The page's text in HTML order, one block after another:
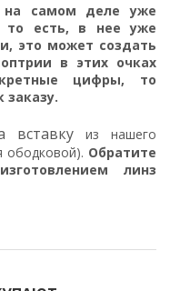
на самом деле уже
то есть, в нее уже
это может создать
в этих очках
цифры, то
вставку из нашего
ободковой). Обратите
линз